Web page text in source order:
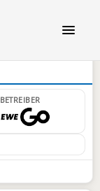
BETREIBER